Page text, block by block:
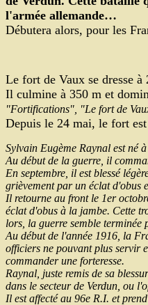
l'armée allemande…
Débutera alors, pour les
Le fort de Vaux se dresse
Il culmine à 350 m et
"Fortifications", "Le fort de
Depuis le 24 mai, le fort
Sylvain Eugème Raynal est né
Au début de la guerre, il
En septembre, il est blessé
grièvement par un éclat d'obus
Il retourne au front le 1er
éclat d'obus à la jambe. Cette
lors, la guerre semble terminée
Au début de l'année 1916, la
officiers ne pouvant plus servir
commander une forteresse.
Raynal, juste remis de sa
dans le secteur de Verdun, ou
Il est affecté au 96e R.I. et